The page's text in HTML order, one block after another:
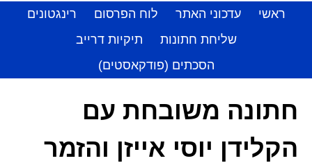
ראשי עדכוני האתר לוח הפרסום
רינגטונים
שליחת חתונות
תיקיות דרייב
הסכתים (פודקאסטים)
חתונה משובחת עם
הקלידן יוסי אייזן והזמר